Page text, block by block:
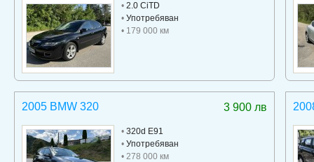
• 2.0 CiTD
• Употребяван
• 179 000 км
3 900 лв
2005 BMW 320
• 320d E91
• Употребяван
• 278 000 км